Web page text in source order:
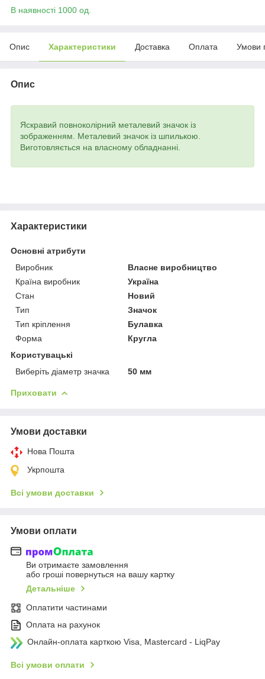
В наявності 1000 од.
Опис Характеристики Доставка Оплата Умови
Опис
Яскравий повноколірний металевий значок із
зображенням. Металевий значок із шпилькою.
Виготовляється на власному обладнанні.
Характеристики
Основні атрибути
Виробник
Власне виробництво
Країна виробник
Україна
Стан
Новий
Тип
Значок
Тип кріплення
Булавка
Форма
Кругла
Користувацькі
Виберіть діаметр значка
50 мм
Приховати
Умови доставки
Нова Пошта
Укрпошта
Всі умови доставки
Умови оплати
Ви отримаєте замовлення
або гроші повернуться на вашу картку
Детальніше
Оплатити частинами
Оплата на рахунок
Онлайн-оплата карткою Visa, Mastercard - LiqPay
Всі умови оплати